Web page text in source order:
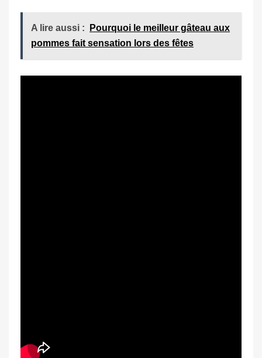
A lire aussi :
Pourquoi le meilleur gâteau aux
pommes fait sensation lors des fêtes